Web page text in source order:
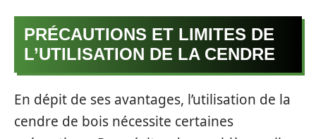
PRÉCAUTIONS ET LIMITES DE
L’UTILISATION DE LA CENDRE
En dépit de ses avantages, l’utilisation de la
cendre de bois nécessite certaines